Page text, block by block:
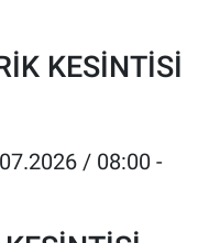
KESİNTİSİ
/ 08:00 -